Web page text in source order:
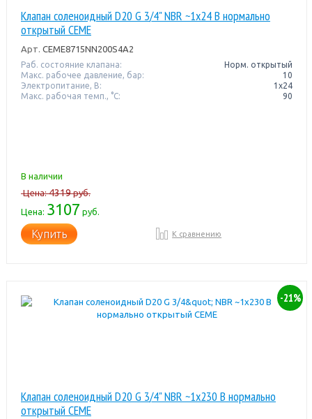
Клапан соленоидный D20 G 3/4" NBR ~1x24 В нормально
открытый CEME
Арт. CEME8715NN200S4A2
Раб. состояние клапана:
Норм. открытый
Макс. рабочее давление, бар:
10
Электропитание, В:
1x24
Макс. рабочая темп., °С:
90
В наличии
Цена:4319руб.
Цена: 3107 руб.
Купить К сравнению
-21%
Клапан соленоидный D20 G 3/4" NBR ~1x230 В нормально
открытый CEME